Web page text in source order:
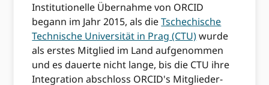
Institutionelle Übernahme von ORCID
begann im Jahr 2015, als dieTschechische
Technische Universität in Prag (CTU)wurde
als erstes Mitglied im Land aufgenommen
und es dauerte nicht lange, bis die CTU ihre
Integration abschloss ORCID's Mitglieder-